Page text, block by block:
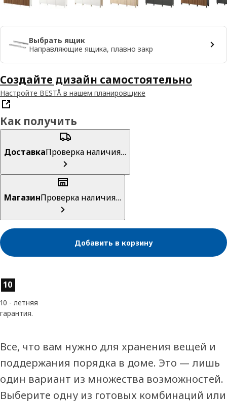
Выбрать ящик
Направляющие ящика, плавно закр
Создайте дизайн самостоятельно
Настройте BESTÅ в нашем планировщике
Как получить
ДоставкаПроверка наличия…
МагазинПроверка наличия…
Добавить в корзину
Характеристики товара
10
10 - летняя
гарантия.
Все, что вам нужно для хранения вещей и
поддержания порядка в доме. Это — лишь
один вариант из множества возможностей.
Выберите одну из готовых комбинаций или